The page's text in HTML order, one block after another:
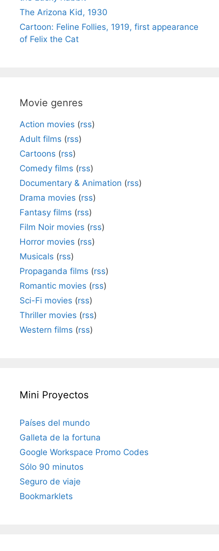
The Arizona Kid, 1930
Cartoon: Feline Follies, 1919, first appearance
of Felix the Cat
Movie genres
Action movies (rss)
Adult films (rss)
Cartoons (rss)
Comedy films (rss)
Documentary & Animation (rss)
Drama movies (rss)
Fantasy films (rss)
Film Noir movies (rss)
Horror movies (rss)
Musicals (rss)
Propaganda films (rss)
Romantic movies (rss)
Sci-Fi movies (rss)
Thriller movies (rss)
Western films (rss)
Mini Proyectos
Países del mundo
Galleta de la fortuna
Google Workspace Promo Codes
Sólo 90 minutos
Seguro de viaje
Bookmarklets